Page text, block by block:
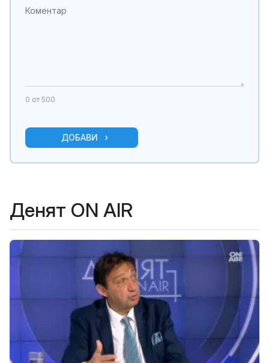
0 от 500
ДОБАВИ
Денят ON AIR